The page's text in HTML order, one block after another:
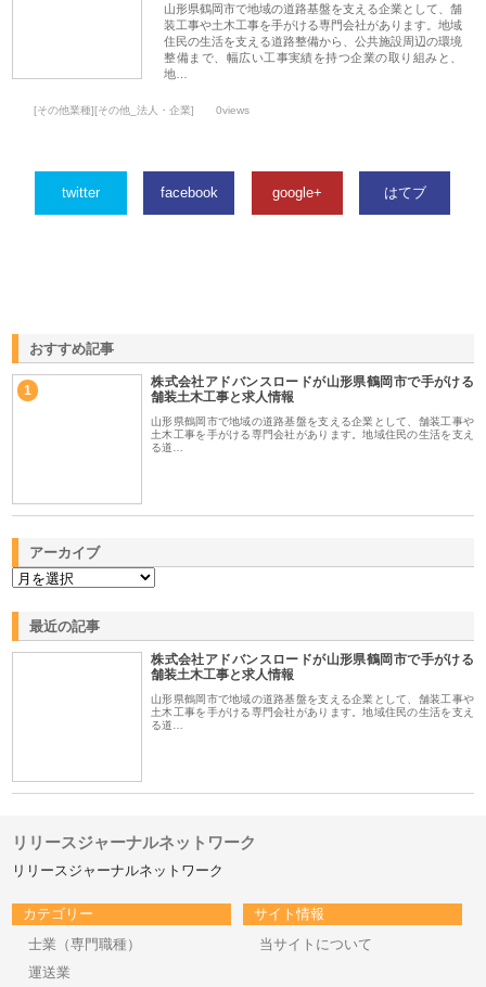
山形県鶴岡市で地域の道路基盤を支える企業として、舗
装工事や土木工事を手がける専門会社があります。地域
住民の生活を支える道路整備から、公共施設周辺の環境
整備まで、幅広い工事実績を持つ企業の取り組みと、
地…
[その他業種][その他_法人・企業] 0views
twitter facebook google+ はてブ
おすすめ記事
1
株式会社アドバンスロードが山形県鶴岡市で手がける
舗装土木工事と求人情報
山形県鶴岡市で地域の道路基盤を支える企業として、舗装工事や
土木工事を手がける専門会社があります。地域住民の生活を支え
る道…
アーカイブ
最近の記事
株式会社アドバンスロードが山形県鶴岡市で手がける
舗装土木工事と求人情報
山形県鶴岡市で地域の道路基盤を支える企業として、舗装工事や
土木工事を手がける専門会社があります。地域住民の生活を支え
る道…
リリースジャーナルネットワーク
リリースジャーナルネットワーク
カテゴリー
士業（専門職種）
運送業
サイト情報
当サイトについて